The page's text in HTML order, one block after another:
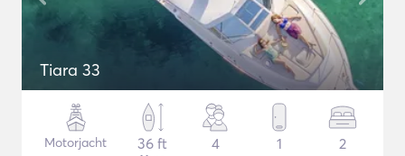
Tiara 33
Motorjacht
36 ft
4 1 2